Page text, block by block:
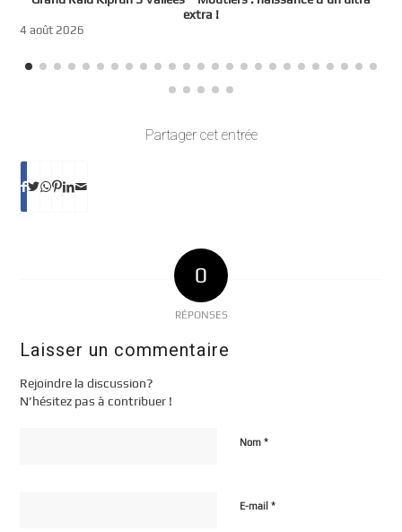
extra !
4 août 2026
Partager cet entrée
0
RÉPONSES
Laisser un commentaire
Rejoindre la discussion?
N’hésitez pas à contribuer !
Nom*
E-mail*